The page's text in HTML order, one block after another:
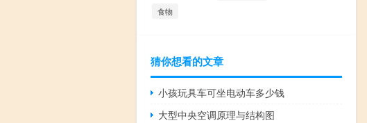
食物
猜你想看的文章
小孩玩具车可坐电动车多少钱
大型中央空调原理与结构图